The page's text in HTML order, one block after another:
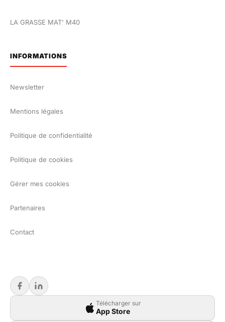
LA GRASSE MAT' M40
INFORMATIONS
Newsletter
Mentions légales
Politique de confidentialité
Politique de cookies
Gérer mes cookies
Partenaires
Contact
Télécharger sur
App Store